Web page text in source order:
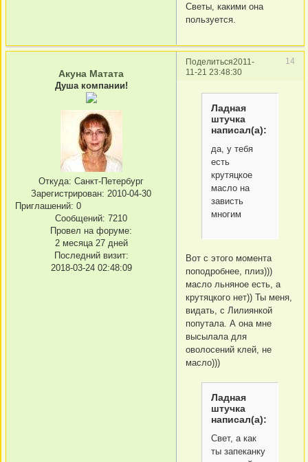
Светы, какими она
пользуется.
Поделиться 14
2011-
11-21 23:48:30
Акуна Матата
Душа компании!
Откуда: Санкт-Петербург
Зарегистрирован: 2010-04-30
Приглашений: 0
Сообщений: 7210
Провел на форуме:
2 месяца 27 дней
Последний визит:
2018-03-24 02:48:09
Ладная
штучка
написал(а):
да, у тебя
есть
крутяцкое
масло на
зависть
многим
Вот с этого момента
поподробнее, плиз)))
масло льняное есть, а
крутяцкого нет)) Ты меня,
видать, с Лилиянкой
попутала. А она мне
высылала для
оволосений клей, не
масло)))
Ладная
штучка
написал(а):
Свет, а как
ты запеканку